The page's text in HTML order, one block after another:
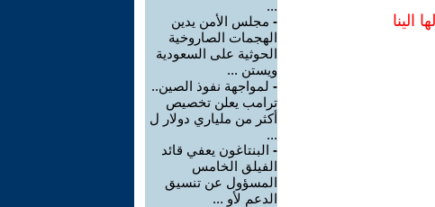
الينا
...
- مجلس الأمن يدين
الهجمات الصاروخية
الحوثية على السعودية
ويستن ...
- لمواجهة نفوذ الصين..
ترامب يعلن تخصيص
أكثر من ملياري دولار ل
...
- البنتاغون يعفي قائد
الفيلق الخامس
المسؤول عن تنسيق
الدعم لأو ...